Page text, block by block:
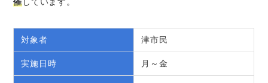
催しています。
対象者 津市民
実施日時 月～金